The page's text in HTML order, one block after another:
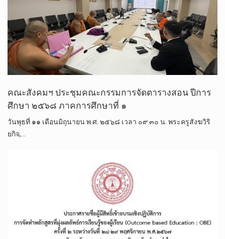
คณะสังคมฯ ประชุมคณะกรรมการจัดตารางสอน ปีการ
ศึกษา ๒๕๖๘ ภาคการศึกษาที่ ๑
วันพุธที่ ๑๑ เดือนมิถุนายน พ.ศ. ๒๕๖๘ เวลา ๐๙.๓๐ น. พระครูสังฆวิริ
ยกิจ,…